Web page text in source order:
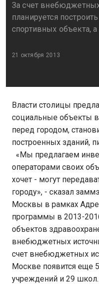
За счет
планируется
спортивных объекта,
21 октября 2013
Власти столицы
социальные объекты в
перед городом,
построенных зданий,
«Мы предлагаем
операторами своих
хочет - могут
городу», - сказал
Москвы в рамках
программы в 2013-
объектов
внебюджетных
счет внебюджетных
Москве появится еще
учреждений и 29